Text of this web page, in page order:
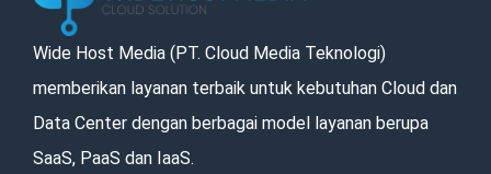
Wide Host Media (PT. Cloud Media Teknologi)
memberikan layanan terbaik untuk kebutuhan Cloud dan
Data Center dengan berbagai model layanan berupa
SaaS, PaaS dan IaaS.